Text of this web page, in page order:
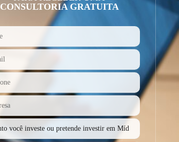
CONSULTORIA GRATUITA